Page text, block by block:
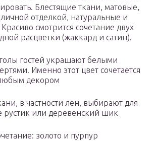
Блестящие ткани, матовые,
отделкой, натуральные и
смотрится сочетание двух
расцветки (жаккард и сатин).
гостей украшают белыми
Именно этот цвет сочетается
декором
в частности лен, выбирают для
рустик или деревенский шик
золото и пурпур